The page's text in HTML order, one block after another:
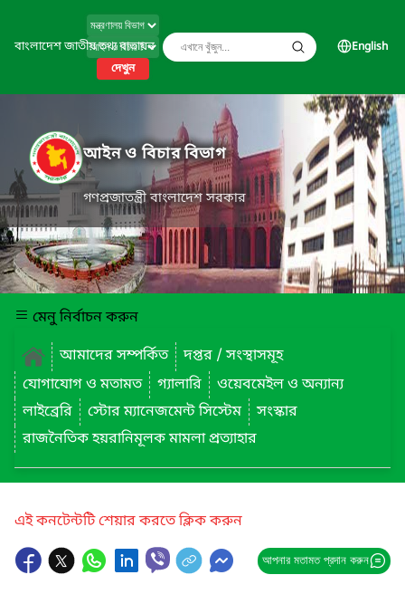
বাংলাদেশ জাতীয় তথ্য বাতায়ন
দেখুন
English
আইন ও বিচার বিভাগ
গণপ্রজাতন্ত্রী বাংলাদেশ সরকার
মেনু নির্বাচন করুন
আমাদের সম্পর্কিত
দপ্তর / সংস্থাসমূহ
যোগাযোগ ও মতামত
গ্যালারি
ওয়েবমেইল ও অন্যান্য
লাইব্রেরি
স্টোর ম্যানেজমেন্ট সিস্টেম
সংস্কার
রাজনৈতিক হয়রানিমূলক মামলা প্রত্যাহার
এই কনটেন্টটি শেয়ার করতে ক্লিক করুন
আপনার মতামত প্রদান করুন